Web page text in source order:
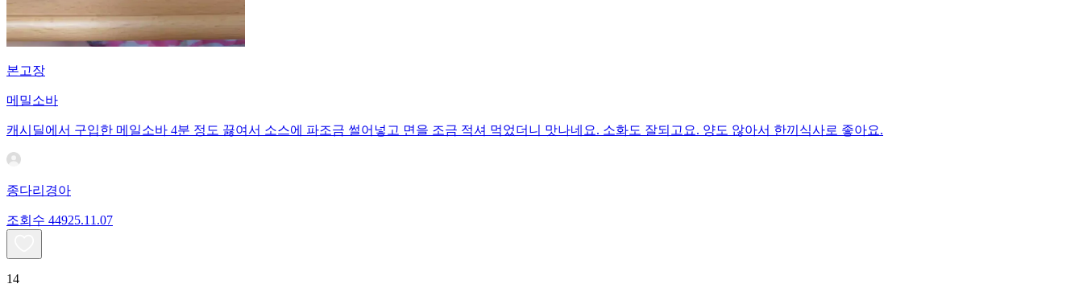
본고장
메밀소바
캐시딜에서 구입한 메일소바 4분 정도 끓여서 소스에 파조금 썰어넣고 면을 조금 적셔 먹었더니 맛나네요. 소화도 잘되고요. 양도 않아서 한끼식사로 좋아요.
종다리경아
조회수 44925.11.07
14